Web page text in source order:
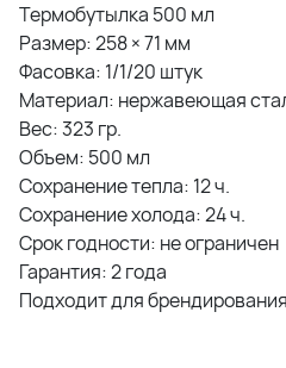
Термобутылка 500 мл
Размер: 258 × 71 мм
Фасовка: 1/1/20 штук
Материал: нержавеющая
Вес: 323 гр.
Объем: 500 мл
Сохранение тепла: 12 ч.
Сохранение холода: 24 ч.
Срок годности: не ограничен
Гарантия: 2 года
Подходит для брендирования